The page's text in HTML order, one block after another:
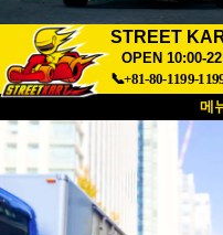
STREET
OPEN 10:00-
📞+81-80-1199-
메
소개
접근성